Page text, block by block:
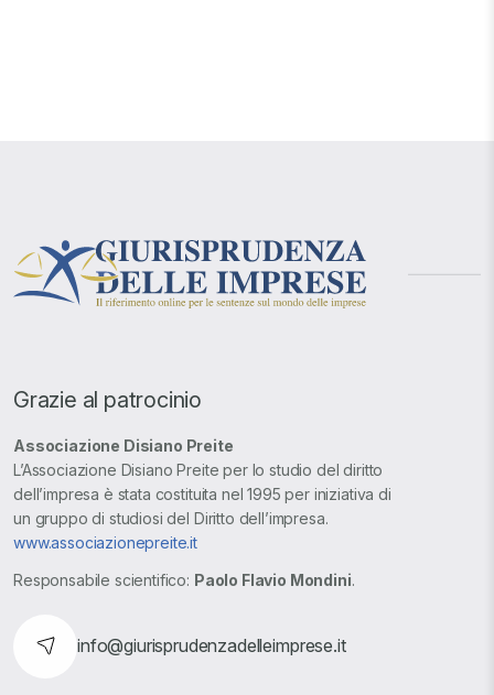
Grazie al patrocinio
Associazione Disiano Preite
L’Associazione Disiano Preite per lo studio del diritto
dell’impresa è stata costituita nel 1995 per iniziativa di
un gruppo di studiosi del Diritto dell’impresa.
www.associazionepreite.it
Responsabile scientifico: Paolo Flavio Mondini.
info@giurisprudenzadelleimprese.it